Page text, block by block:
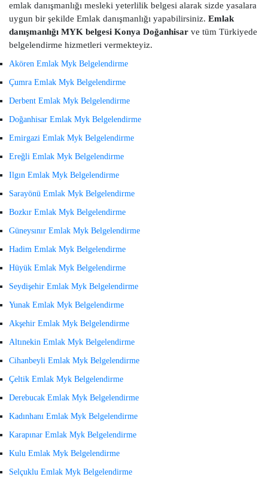
emlak danışmanlığı mesleki yeterlilik belgesi alarak sizde yasalara
uygun bir şekilde Emlak danışmanlığı yapabilirsiniz. Emlak
danışmanlığı MYK belgesi Konya Doğanhisar ve tüm Türkiyede
belgelendirme hizmetleri vermekteyiz.
Akören Emlak Myk Belgelendirme
Çumra Emlak Myk Belgelendirme
Derbent Emlak Myk Belgelendirme
Doğanhisar Emlak Myk Belgelendirme
Emirgazi Emlak Myk Belgelendirme
Ereğli Emlak Myk Belgelendirme
Ilgın Emlak Myk Belgelendirme
Sarayönü Emlak Myk Belgelendirme
Bozkır Emlak Myk Belgelendirme
Güneysınır Emlak Myk Belgelendirme
Hadim Emlak Myk Belgelendirme
Hüyük Emlak Myk Belgelendirme
Seydişehir Emlak Myk Belgelendirme
Yunak Emlak Myk Belgelendirme
Akşehir Emlak Myk Belgelendirme
Altınekin Emlak Myk Belgelendirme
Cihanbeyli Emlak Myk Belgelendirme
Çeltik Emlak Myk Belgelendirme
Derebucak Emlak Myk Belgelendirme
Kadınhanı Emlak Myk Belgelendirme
Karapınar Emlak Myk Belgelendirme
Kulu Emlak Myk Belgelendirme
Selçuklu Emlak Myk Belgelendirme